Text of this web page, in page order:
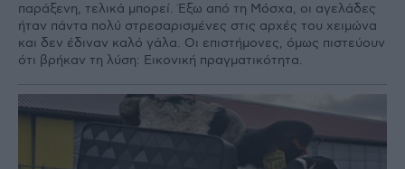
παράξενη, τελικά μπορεί. Έξω από τη Μόσχα, οι αγελάδες
ήταν πάντα πολύ στρεσαρισμένες στις αρχές του χειμώνα
και δεν έδιναν καλό γάλα. Οι επιστήμονες, όμως πιστεύουν
ότι βρήκαν τη λύση: Εικονική πραγματικότητα.